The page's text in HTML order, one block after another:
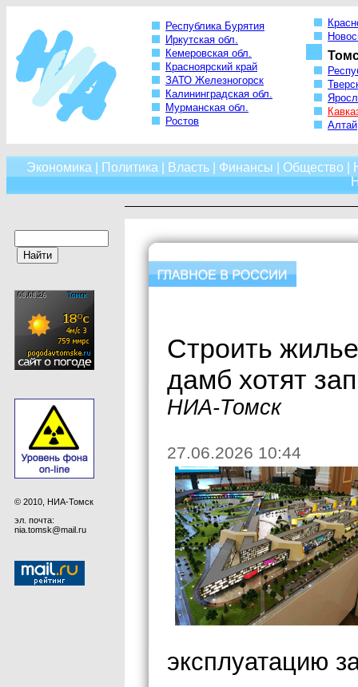
Республика Бурятия
Иркутская обл.
Кемеровская обл.
Красноярский край
ЗАТО Железногорск
Калининградская обл.
Мурманская обл.
Ростов
Алтай
Экономика Политика Власть Финансы Общество
© 2010, НИА-Томск
эл. почта:
nia.tomsk@mail.ru
Строить
дамб хотят
НИА-Томск
27.06.2026 10:44
эксплуатацию